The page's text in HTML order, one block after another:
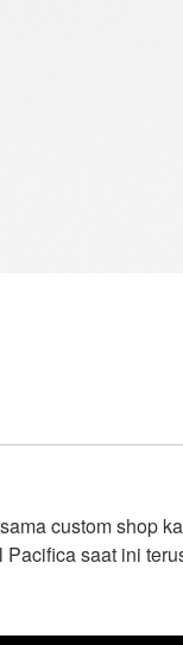
custom shop
saat ini